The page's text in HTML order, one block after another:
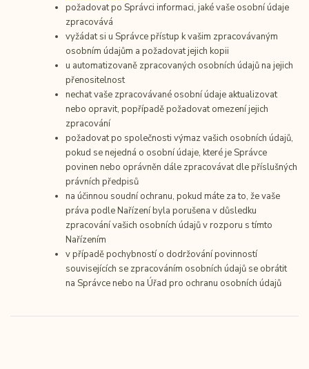
požadovat po Správci informaci, jaké vaše osobní údaje
zpracovává
vyžádat si u Správce přístup k vašim zpracovávaným
osobním údajům a požadovat jejich kopii
u automatizovaně zpracovaných osobních údajů na jejich
přenositelnost
nechat vaše zpracovávané osobní údaje aktualizovat
nebo opravit, popřípadě požadovat omezení jejich
zpracování
požadovat po společnosti výmaz vašich osobních údajů,
pokud se nejedná o osobní údaje, které je Správce
povinen nebo oprávněn dále zpracovávat dle příslušných
právních předpisů
na účinnou soudní ochranu, pokud máte za to, že vaše
práva podle Nařízení byla porušena v důsledku
zpracování vašich osobních údajů v rozporu s tímto
Nařízením
v případě pochybností o dodržování povinností
souvisejících se zpracováním osobních údajů se obrátit
na Správce nebo na Úřad pro ochranu osobních údajů